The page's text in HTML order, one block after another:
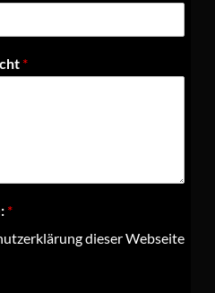
*
*
dieser Webseite